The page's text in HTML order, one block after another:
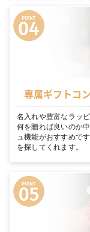
専属ギフトコ
名入れや豊富なラッ
何を贈れば良いのか
ュ機能がおすすめで
を探してくれます。